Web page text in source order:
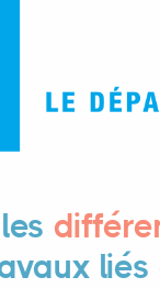
liés